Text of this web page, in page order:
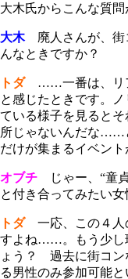
大木氏からこんな質問
大木廃人さんが、街
んなときですか？
トダ……一番は、リア
と感じたときです。
ている様子を見ると
所じゃないんだな……
だけが集まるイベント
オブチ じゃー、“童
と付き合ってみたい
トダ一応、この４人
すよね……。もう少し
ょう？ 過去に街コン
る男性のみ参加可能